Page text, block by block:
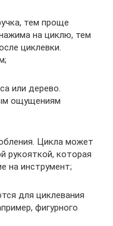
тем проще
на циклю, тем
циклевки.
или дерево.
ощущениям
Цикла может
рукояткой, которая
на инструмент;
для циклевания
фигурного